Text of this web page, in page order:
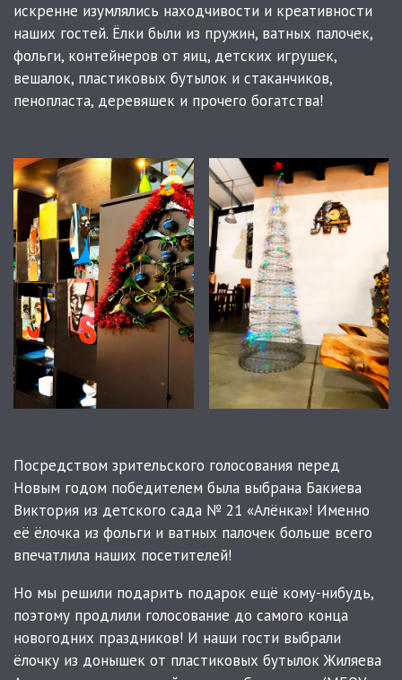
искренне изумлялись находчивости и креативности
наших гостей. Ёлки были из пружин, ватных палочек,
фольги, контейнеров от яиц, детских игрушек,
вешалок, пластиковых бутылок и стаканчиков,
пенопласта, деревяшек и прочего богатства!
Посредством зрительского голосования перед
Новым годом победителем была выбрана Бакиева
Виктория из детского сада № 21 «Алёнка»! Именно
её ёлочка из фольги и ватных палочек больше всего
впечатлила наших посетителей!
Но мы решили подарить подарок ещё кому-нибудь,
поэтому продлили голосование до самого конца
новогодних праздников! И наши гости выбрали
ёлочку из донышек от пластиковых бутылок Жиляева